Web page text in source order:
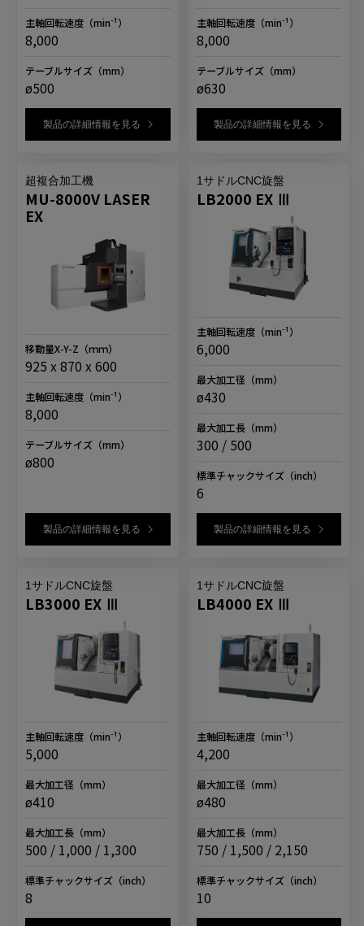
主軸回転速度 （min⁻¹）
8,000
テーブルサイズ （mm）
ø500
製品の詳細情報を見る
主軸回転速度（min⁻¹）
8,000
テーブルサイズ（mm）
ø630
製品の詳細情報を見る
超複合加工機
MU-8000V LASER
EX
移動量X-Y-Z （ｍｍ）
925 x 870 x 600
主軸回転速度 （min⁻¹）
8,000
テーブルサイズ （mm）
ø800
製品の詳細情報を見る
1サドルCNC旋盤
LB2000 EX Ⅲ
主軸回転速度（min⁻¹）
6,000
最大加工径 （mm）
ø430
最大加工長（mm）
300 / 500
標準チャックサイズ（inch）
6
製品の詳細情報を見る
1サドルCNC旋盤
LB3000 EX Ⅲ
主軸回転速度 （min⁻¹）
5,000
最大加工径 （mm）
ø410
最大加工長 （mm）
500 / 1,000 / 1,300
標準チャックサイズ （inch）
8
1サドルCNC旋盤
LB4000 EX Ⅲ
主軸回転速度（min⁻¹）
4,200
最大加工径 （mm）
ø480
最大加工長（mm）
750 / 1,500 / 2,150
標準チャックサイズ（inch）
10